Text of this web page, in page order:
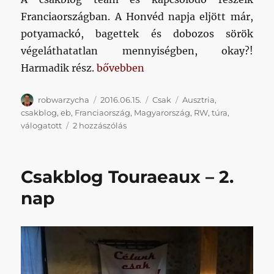
Franciaországban. A Honvéd napja eljött már,
potyamackó, bagettek és dobozos sörök
végeláthatatlan mennyiségben, okay?!
Harmadik rész.„Csakblog Touraeaux 3. –
bővebben
Szerző
robwarzycha Közzétéve
2016.06.15. Kategória
Csak Címke
Ausztria,
csakblog,eb, Franciaország, Magyarország, RW,túra,
válogatott
2 hozzászólásCsakblog
MECCSNAP
Csakblog Touraeaux – 2.
nap